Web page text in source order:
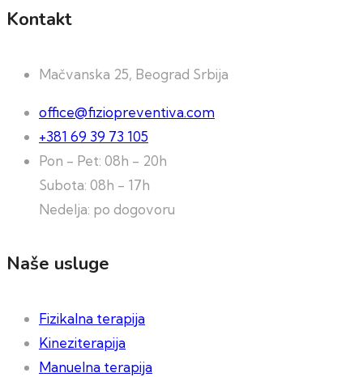
Kontakt
Mačvanska 25, Beograd Srbija
office@fiziopreventiva.com
+381 69 39 73 105
Pon - Pet: 08h - 20h
Subota: 08h - 17h
Nedelja: po dogovoru
Naše usluge
Fizikalna terapija
Kineziterapija
Manuelna terapija